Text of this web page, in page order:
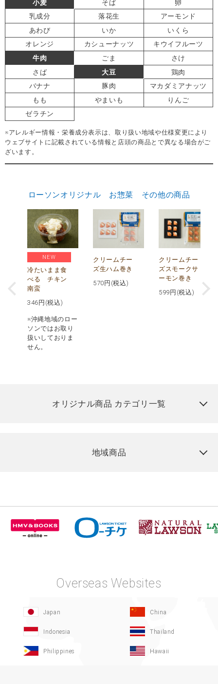
小麦
そば
卵
乳成分
落花生
アーモンド
あわび
いか
いくら
オレンジ
カシューナッツ
キウイフルーツ
牛肉
ごま
さけ
さば
大豆
鶏肉
バナナ
豚肉
マカダミアナッツ
もも
やまいも
りんご
ゼラチン
※アレルギー情報・栄養成分表示は、取り扱い地域や仕様変更により
ウェブサイトに記載されている情報と店頭の商品とで異なる場合がご
ざいます。
ローソンオリジナル お惣菜 その他の商品
NEW
冷たいまま食
べる チキン
南蛮
346 円(税込)
※沖縄地域のロー
ソンではお取り
扱いしておりま
せん。
クリームチー
ズ生ハム巻き
570 円(税込)
クリームチー
ズスモークサ
ーモン巻き
599 円(税込)
オリジナル商品 カテゴリ一覧
地域商品
Overseas Websites
Japan China
Indonesia Thailand
Philippines Hawaii